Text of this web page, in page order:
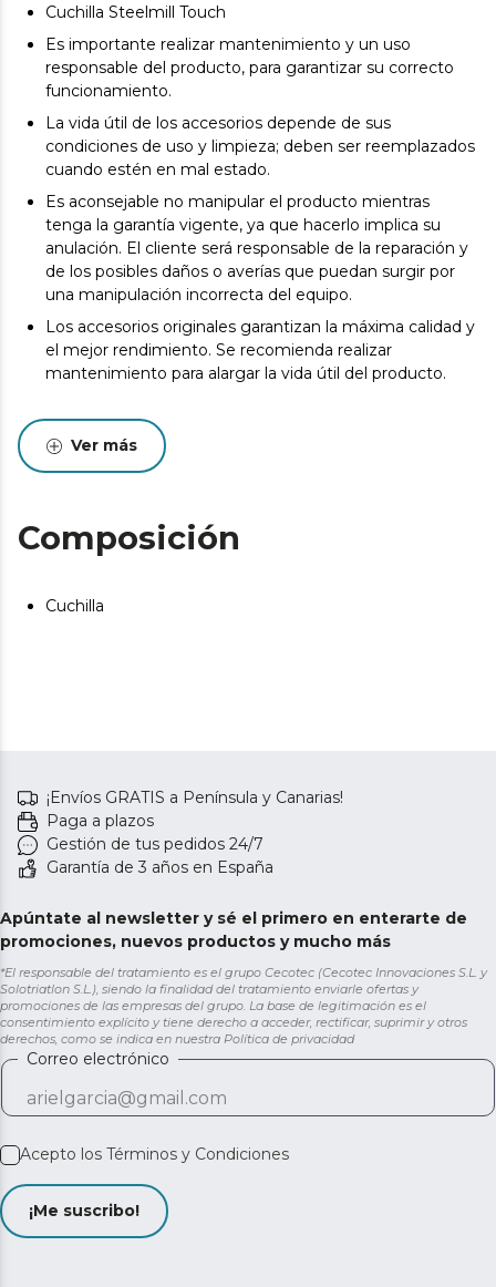
Cuchilla Steelmill Touch
Es importante realizar mantenimiento y un uso
responsable del producto, para garantizar su correcto
funcionamiento.
La vida útil de los accesorios depende de sus
condiciones de uso y limpieza; deben ser reemplazados
cuando estén en mal estado.
Es aconsejable no manipular el producto mientras
tenga la garantía vigente, ya que hacerlo implica su
anulación. El cliente será responsable de la reparación y
de los posibles daños o averías que puedan surgir por
una manipulación incorrecta del equipo.
Los accesorios originales garantizan la máxima calidad y
el mejor rendimiento. Se recomienda realizar
mantenimiento para alargar la vida útil del producto.
Ver más
Composición
Cuchilla
¡Envíos GRATIS a Península y Canarias!
Paga a plazos
Gestión de tus pedidos 24/7
Garantía de 3 años en España
Apúntate al newsletter y sé el primero en enterarte de
promociones, nuevos productos y mucho más
*El responsable del tratamiento es el grupo Cecotec (Cecotec Innovaciones S.L. y
Solotriatlon S.L.), siendo la finalidad del tratamiento enviarle ofertas y
promociones de las empresas del grupo. La base de legitimación es el
consentimiento explícito y tiene derecho a acceder, rectificar, suprimir y otros
derechos, como se indica en nuestra Política de privacidad
Correo electrónico
Acepto los Términos y Condiciones
¡Me suscribo!